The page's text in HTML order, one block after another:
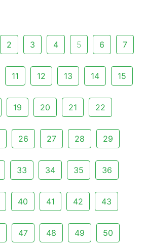
2 3 4 5 6 7
11 12 13 14 15
19 20 21 22
26 27 28 29
33 34 35 36
40 41 42 43
47 48 49 50